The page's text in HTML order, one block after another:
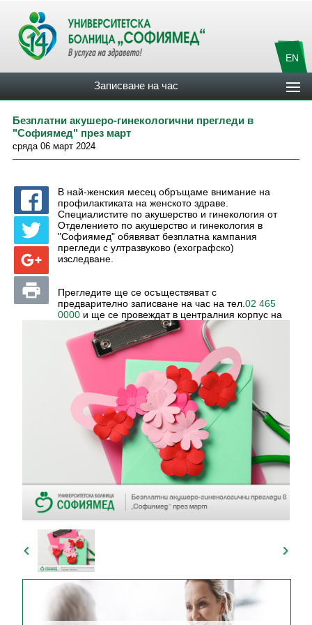
EN
Записване на час
Безплатни акушеро-гинекологични прегледи в
"Софиямед" през март
сряда 06 март 2024
В най-женския месец обръщаме внимание на
профилактиката на женското здраве.
Специалистите по акушерство и гинекология от
Отделението по акушерство и гинекология в
"Софиямед" обявяват безплатна кампания
прегледи с ултразвуково (ехографско)
изследване.
Прегледите ще се осъществяват с
предварително записване на час на тел. 02 465
0000 и ще се провеждат в централния корпус на